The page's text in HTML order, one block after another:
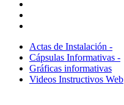
Actas de Instalación -
Cápsulas Informativas -
Gráficas informativas
Videos Instructivos Web